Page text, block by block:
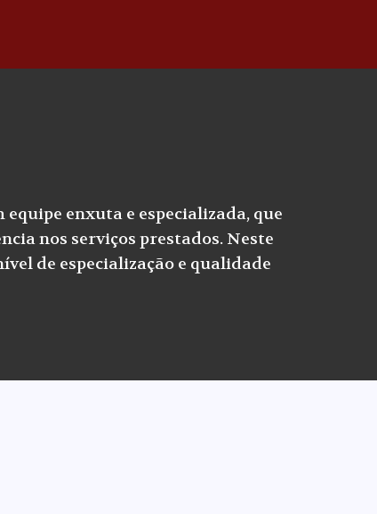
enxuta e especializada, que
nos serviços prestados. Neste
de especialização e qualidade